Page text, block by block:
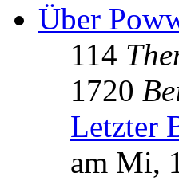
Über
114
1720
Letzter
am Mi,